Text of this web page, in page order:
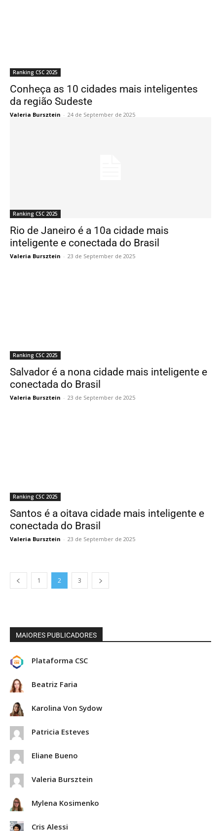
Ranking CSC 2025
Conheça as 10 cidades mais inteligentes
da região Sudeste
Valeria Bursztein - 24 de September de 2025
Ranking CSC 2025
Rio de Janeiro é a 10a cidade mais
inteligente e conectada do Brasil
Valeria Bursztein - 23 de September de 2025
Ranking CSC 2025
Salvador é a nona cidade mais inteligente e
conectada do Brasil
Valeria Bursztein - 23 de September de 2025
Ranking CSC 2025
Santos é a oitava cidade mais inteligente e
conectada do Brasil
Valeria Bursztein - 23 de September de 2025
1 2 3
MAIORES PUBLICADORES
Plataforma CSC
Beatriz Faria
Karolina Von Sydow
Patricia Esteves
Eliane Bueno
Valeria Bursztein
Mylena Kosimenko
Cris Alessi